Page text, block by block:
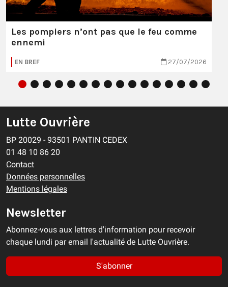
Les pompiers n’ont pas que le feu comme
ennemi
EN BREF 27/07/2026
Lutte Ouvrière
BP 20029 - 93501 PANTIN CEDEX
01 48 10 86 20
Contact
Données personnelles
Mentions légales
Newsletter
Abonnez-vous aux lettres d'information pour recevoir
chaque lundi par email l'actualité de Lutte Ouvrière.
S'abonner